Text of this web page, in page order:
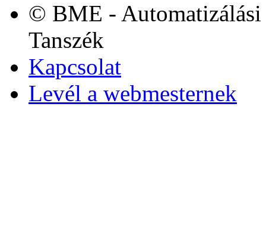
© BME -
Tanszék
Kapcsolat
Levél a webmesternek